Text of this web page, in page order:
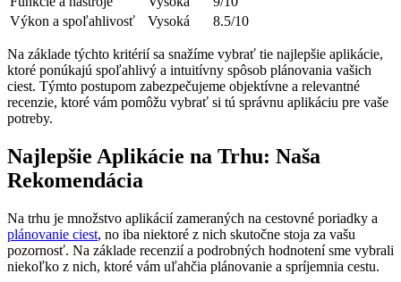
Výkon a spoľahlivosť
Vysoká 8.5/10
Na základe týchto kritérií sa snažíme vybrať tie najlepšie aplikácie,
ktoré ponúkajú spoľahlivý a intuitívny spôsob plánovania vašich
ciest. Týmto postupom zabezpečujeme objektívne a relevantné
recenzie, ktoré vám pomôžu vybrať si tú správnu aplikáciu pre vaše
potreby.
Najlepšie Aplikácie na Trhu: Naša
Rekomendácia
Na trhu je množstvo aplikácií zameraných na cestovné poriadky a
plánovanie ciest, no iba niektoré z nich skutočne stoja za vašu
pozornosť. Na základe recenzií a podrobných hodnotení sme vybrali
niekoľko z nich, ktoré vám uľahčia plánovanie a spríjemnia cestu.